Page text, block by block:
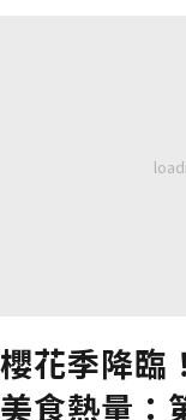
櫻花季降臨
美食熱量：